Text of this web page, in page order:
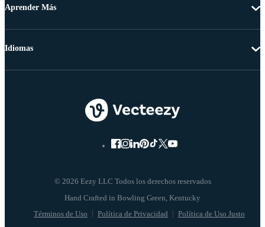
Aprender Más
© 2026 Eezy LLC Todos los derechos reservados
Términos de Uso Política de Privacidad Política de Uso Justo
Idiomas